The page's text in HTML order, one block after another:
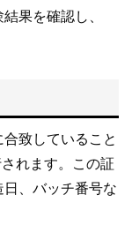
果を確認し、
致していること
れます。この証
、バッチ番号な